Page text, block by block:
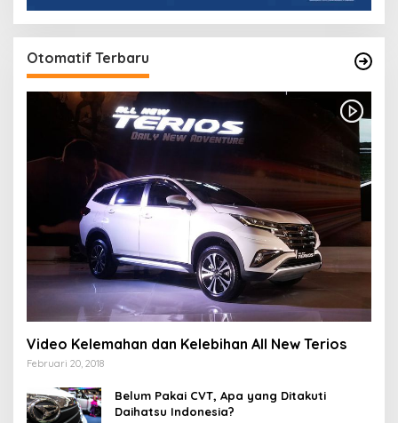
Otomatif Terbaru
Video Kelemahan dan Kelebihan All New Terios
Februari 20, 2018
Belum Pakai CVT, Apa yang Ditakuti
Daihatsu Indonesia?